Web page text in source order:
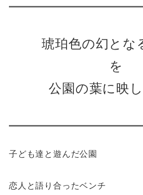
琥珀色の幻とな
を
公園の葉に映
子ども達と遊んだ公園
恋人と語り合ったベンチ